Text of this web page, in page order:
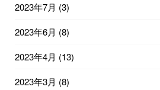
2023年7月 (3)
2023年6月 (8)
2023年4月 (13)
2023年3月 (8)